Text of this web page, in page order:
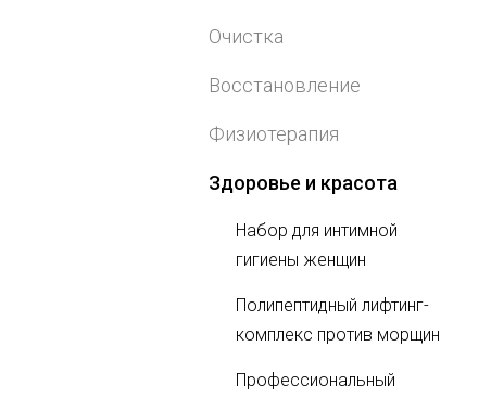
Очистка
Восстановление
Физиотерапия
Здоровье и красота
Набор для интимной
гигиены женщин
Полипептидный лифтинг-
комплекс против морщин
Профессиональный